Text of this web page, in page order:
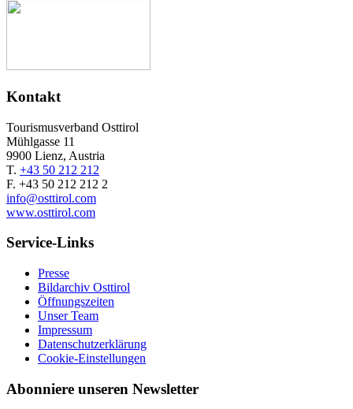
Kontakt
Tourismusverband Osttirol
Mühlgasse 11
9900 Lienz, Austria
T. +43 50 212 212
F. +43 50 212 212 2
info@osttirol.com
www.osttirol.com
Service-Links
Presse
Bildarchiv Osttirol
Öffnungszeiten
Unser Team
Impressum
Datenschutzerklärung
Cookie-Einstellungen
Abonniere unseren Newsletter